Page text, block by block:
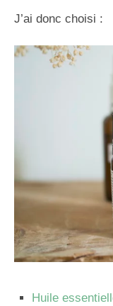
J’ai donc choisi :
Huile